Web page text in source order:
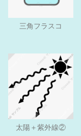
三角フラスコ
太陽＋紫外線②